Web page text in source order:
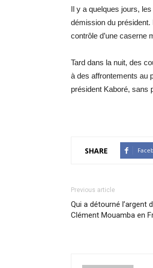
Il y a quelques jours,
démission du
contrôle d’une caserne
Tard dans la nuit, des
à des affrontements au
président Kaboré, sans
SHARE
Previous article
Qui a détourné l’argent
Clément Mouamba en